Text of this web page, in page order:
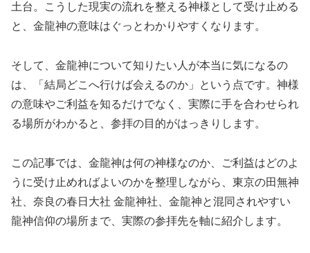
土台。こうした現実の流れを整える神様として受け止める
と、金龍神の意味はぐっとわかりやすくなります。
そして、金龍神について知りたい人が本当に気になるの
は、「結局どこへ行けば会えるのか」という点です。神様
の意味やご利益を知るだけでなく、実際に手を合わせられ
る場所がわかると、参拝の目的がはっきりします。
この記事では、金龍神は何の神様なのか、ご利益はどのよ
うに受け止めればよいのかを整理しながら、東京の田無神
社、奈良の春日大社 金龍神社、金龍神と混同されやすい
龍神信仰の場所まで、実際の参拝先を軸に紹介します。